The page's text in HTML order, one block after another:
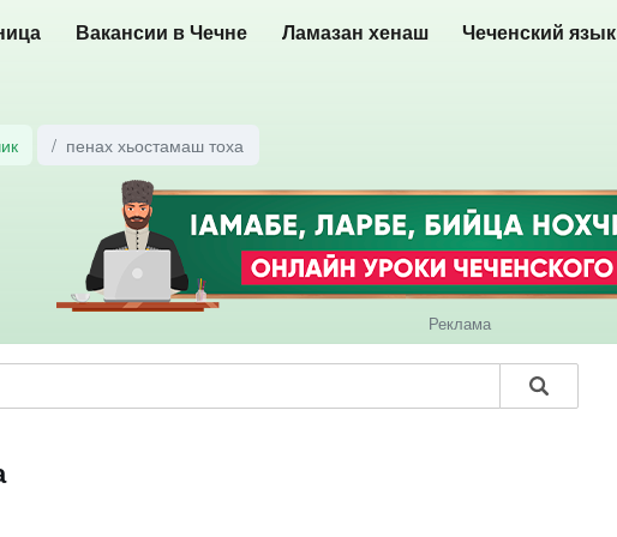
Вакансии в Чечне Ламазан хенаш Чеченский язык
пенах хьостамаш тоха
Реклама